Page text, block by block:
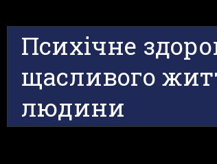
Психічне
щасливого
людини